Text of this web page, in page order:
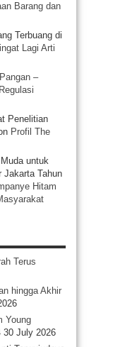
Barang dan
Terbuang di
Lagi Arti
–
Regulasi
Penelitian
Profil The
untuk
Jakarta Tahun
Hitam
Terus
hingga Akhir
Young
30 July 2026